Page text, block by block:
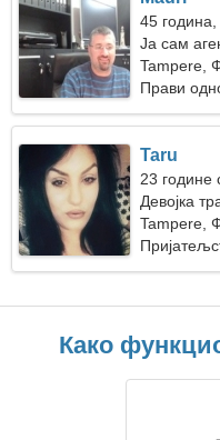
45
Ја сам
Tampere,
Прави
Taru
23 године
Девојка
Tampere,
Како